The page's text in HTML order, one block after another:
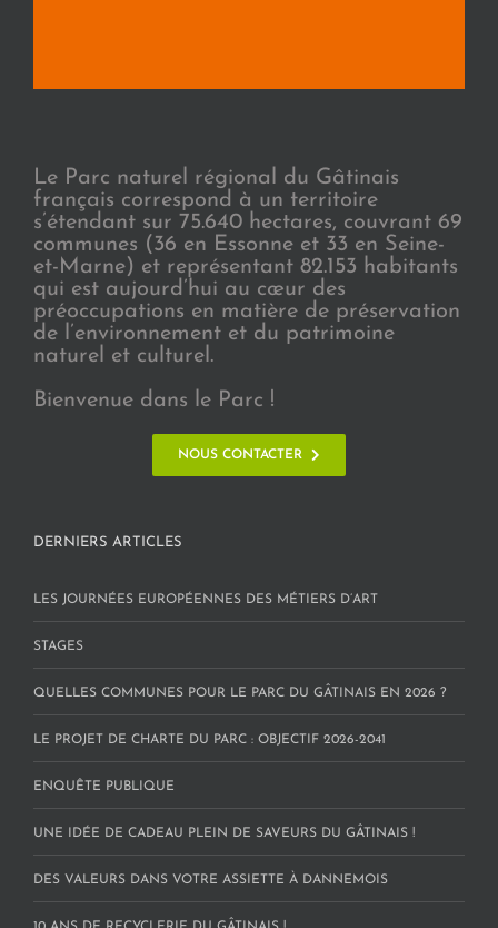
Le Parc naturel régional du Gâtinais
français correspond à un territoire
s’étendant sur 75.640 hectares, couvrant 69
communes (36 en Essonne et 33 en Seine-
et-Marne) et représentant 82.153 habitants
qui est aujourd’hui au cœur des
préoccupations en matière de préservation
de l’environnement et du patrimoine
naturel et culturel.
Bienvenue dans le Parc !
NOUS CONTACTER
DERNIERS ARTICLES
LES JOURNÉES EUROPÉENNES DES MÉTIERS D’ART
STAGES
QUELLES COMMUNES POUR LE PARC DU GÂTINAIS EN 2026 ?
LE PROJET DE CHARTE DU PARC : OBJECTIF 2026-2041
ENQUÊTE PUBLIQUE
UNE IDÉE DE CADEAU PLEIN DE SAVEURS DU GÂTINAIS !
DES VALEURS DANS VOTRE ASSIETTE À DANNEMOIS